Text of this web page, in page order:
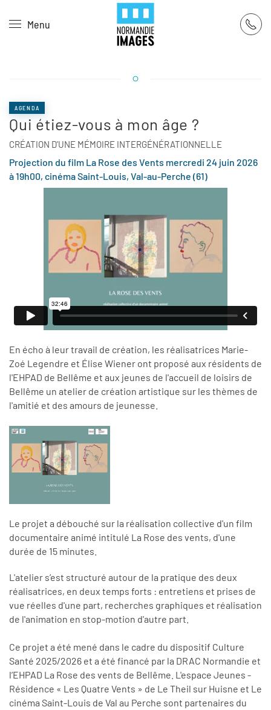
Skip to main content
Menu
AGENDA
Qui étiez-vous à mon âge ?
CRÉATION D'UNE MÉMOIRE INTERGÉNÉRATIONNELLE
Projection du film La Rose des Vents mercredi 24 juin 2026
à 19h00, cinéma Saint-Louis, Val-au-Perche (61)
En écho à leur travail de création, les réalisatrices Marie-
Zoé Legendre et Élise Wiener ont proposé aux résidents de
l'EHPAD de Bellême et aux jeunes de l'accueil de loisirs de
Bellême un atelier de création artistique sur les thèmes de
l'amitié et des amours de jeunesse.
Le projet a débouché sur la réalisation collective d'un film
documentaire animé intitulé La Rose des vents, d'une
durée de 15 minutes.
L'atelier s’est structuré autour de la pratique des deux
réalisatrices, en deux temps forts : entretiens et prises de
vue réelles d'une part, recherches graphiques et réalisation
de l'animation en stop-motion d'autre part.
Ce projet a été mené dans le cadre du dispositif Culture
Santé 2025/2026 et a été financé par la DRAC Normandie et
l’EHPAD La Rose des vents de Bellême. L'espace Jeunes -
Résidence « Les Quatre Vents » de Le Theil sur Huisne et Le
cinéma Saint-Louis de Val au Perche sont partenaires du
Panneau de gestion des cookies